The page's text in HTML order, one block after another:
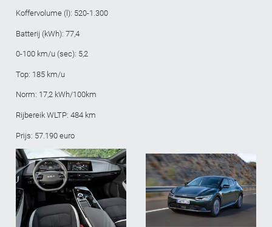
Koffervolume (l): 520-1.300
Batterij (kWh): 77,4
0-100 km/u (sec): 5,2
Top: 185 km/u
Norm: 17,2 kWh/100km
Rijbereik WLTP: 484 km
Prijs: 57.190 euro